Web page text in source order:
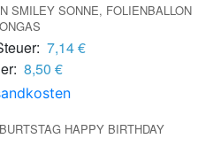
SMILEY SONNE, FOLIENBALLON
7,14 €
8,50 €
HAPPY BIRTHDAY